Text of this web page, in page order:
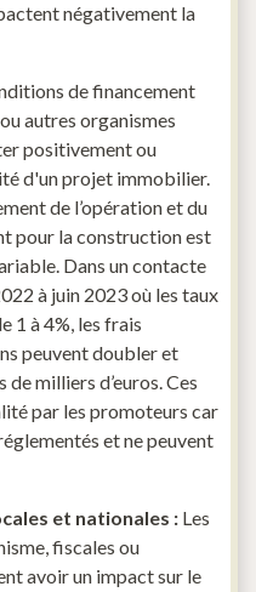
négativement la
de financement
autres organismes
positivement ou
d'un projet immobilier.
de l’opération et du
pour la construction est
Dans un contacte
à juin 2023 où les taux
1 à 4%, les frais
peuvent doubler et
milliers d’euros. Ces
par les promoteurs car
et ne peuvent
et nationales : Les
fiscales ou
avoir un impact sur le